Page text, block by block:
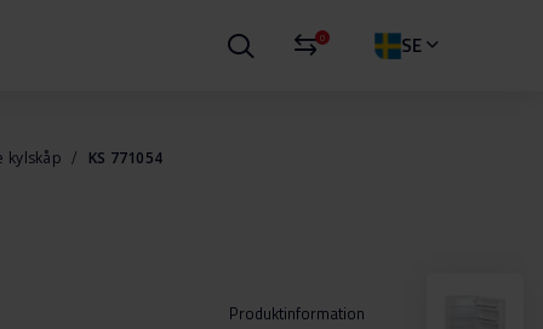
0 SE
kylskåp KS 771054
Produktinformation